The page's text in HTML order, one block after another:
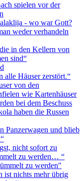
spielen vor der
- wo war Gott?
weder verhandeln
in den Kellern von
sind“
alle Häuser zerstört.“
von den
wie Kartenhäuser
bei dem Beschuss
haben die Russen
Panzerwagen und blieb
nicht sofort zu
zu werden… “
zu werden"
ist nichts mehr übrig